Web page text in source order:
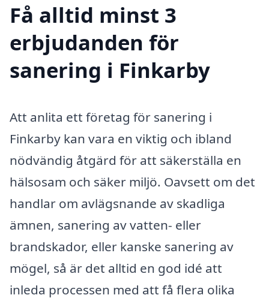
Få alltid minst 3
erbjudanden för
sanering i Finkarby
Att anlita ett företag för sanering i
Finkarby kan vara en viktig och ibland
nödvändig åtgärd för att säkerställa en
hälsosam och säker miljö. Oavsett om det
handlar om avlägsnande av skadliga
ämnen, sanering av vatten- eller
brandskador, eller kanske sanering av
mögel, så är det alltid en god idé att
inleda processen med att få flera olika